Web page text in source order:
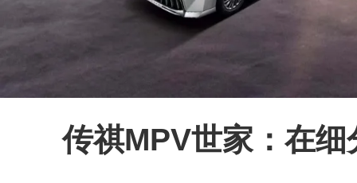
传祺MPV世家：在